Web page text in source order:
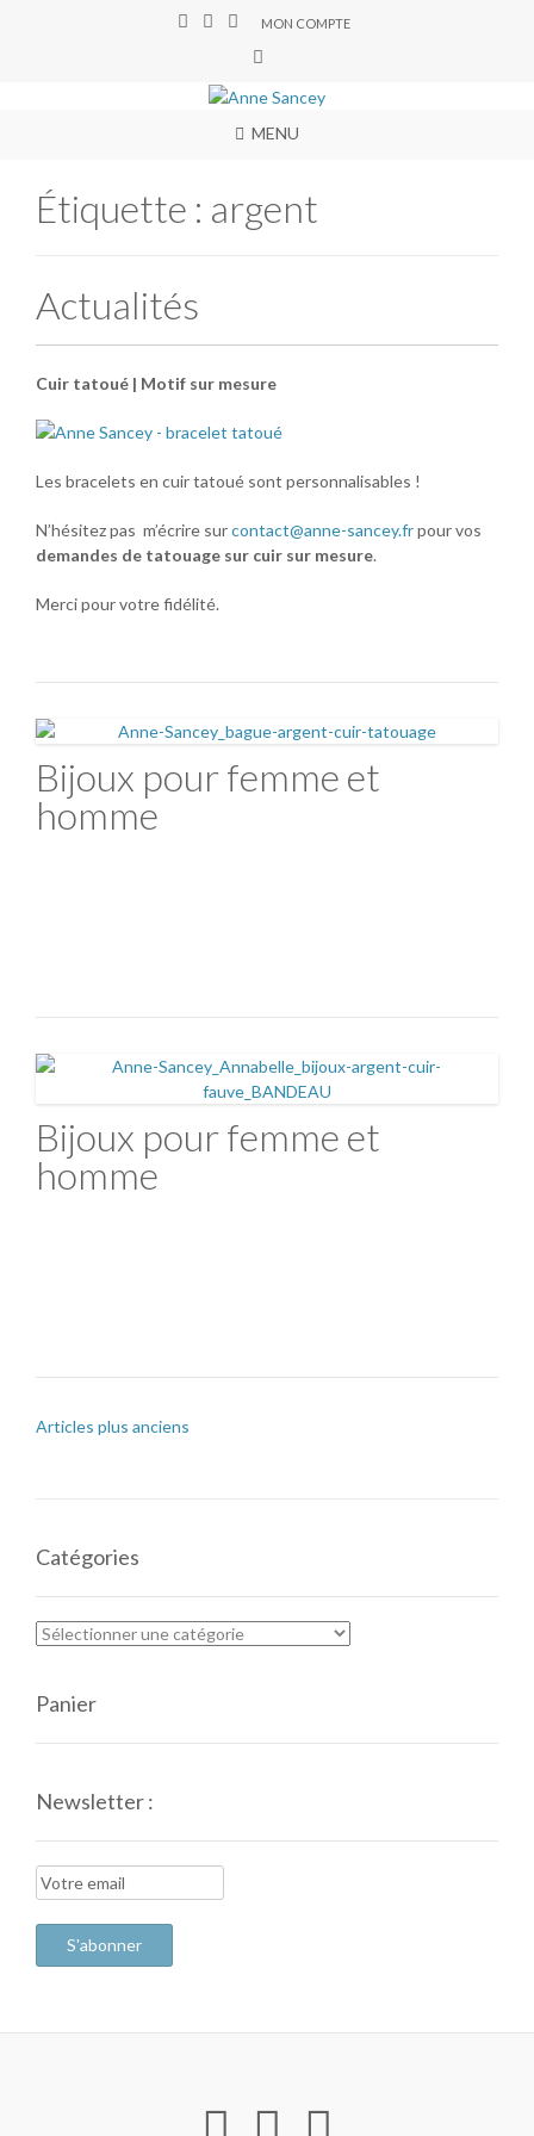
MON COMPTE
MENU
Étiquette : argent
Actualités
Cuir tatoué | Motif sur mesure
Les bracelets en cuir tatoué sont personnalisables !
N’hésitez pas m’écrire surcontact@anne-sancey.frpour vos
demandes de tatouage sur cuir sur mesure.
Merci pour votre fidélité.
Bijoux pour femme et
homme
Bijoux pour femme et
homme
Articles plus anciens
Catégories
Panier
Newsletter :